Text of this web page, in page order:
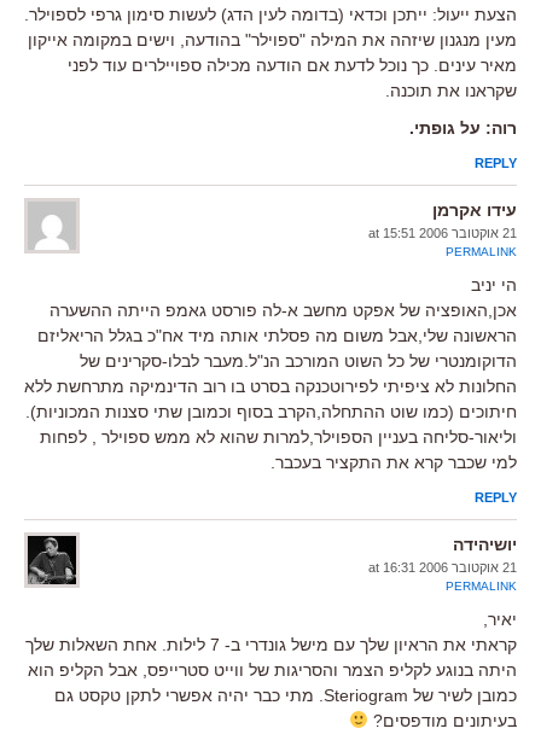
הצעת ייעול: ייתכן וכדאי (בדומה לעין הדג) לעשות סימון גרפי לספוילר.
מעין מנגנון שיזהה את המילה "ספוילר" בהודעה, וישים במקומה אייקון
מאיר עינים. כך נוכל לדעת אם הודעה מכילה ספויילרים עוד לפני
שקראנו את תוכנה.
רוה: על גופתי.
REPLY
עידו אקרמן
21 אוקטובר 2006 at 15:51
PERMALINK
הי יניב
אכן,האופציה של אפקט מחשב א-לה פורסט גאמפ הייתה ההשערה
הראשונה שלי,אבל משום מה פסלתי אותה מיד אח"כ בגלל הריאליזם
הדוקומנטרי של כל השוט המורכב הנ"ל.מעבר לבלו-סקרינים של
החלונות לא ציפיתי לפירוטכנקה בסרט בו רוב הדינמיקה מתרחשת ללא
חיתוכים (כמו שוט ההתחלה,הקרב בסוף וכמובן שתי סצנות המכוניות).
וליאור-סליחה בעניין הספוילר,למרות שהוא לא ממש ספוילר , לפחות
למי שכבר קרא את התקציר בעכבר.
REPLY
יושיהידה
21 אוקטובר 2006 at 16:31
PERMALINK
יאיר,
קראתי את הראיון שלך עם מישל גונדרי ב- 7 לילות. אחת השאלות שלך
היתה בנוגע לקליפ הצמר והסריגות של ווייט סטרייפס, אבל הקליפ הוא
כמובן לשיר של Steriogram. מתי כבר יהיה אפשרי לתקן טקסט גם
בעיתונים מודפסים?